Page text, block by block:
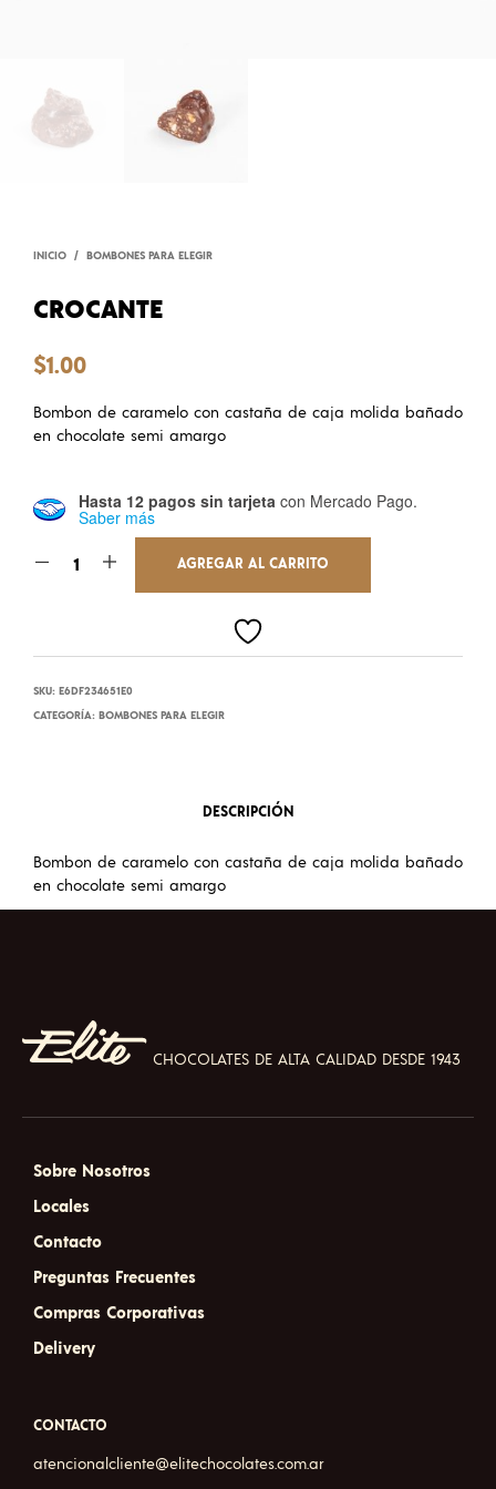
INICIO / BOMBONES PARA ELEGIR
CROCANTE
$1.00
Bombon de caramelo con castaña de caja molida bañado
en chocolate semi amargo
Hasta 12 pagos sin tarjeta con Mercado Pago.
Saber más
AGREGAR AL CARRITO
SKU: E6DF234651E0
CATEGORÍA: BOMBONES PARA ELEGIR
DESCRIPCIÓN
Bombon de caramelo con castaña de caja molida bañado
en chocolate semi amargo
CHOCOLATES DE ALTA CALIDAD DESDE 1943
Sobre Nosotros
Locales
Contacto
Preguntas Frecuentes
Compras Corporativas
Delivery
CONTACTO
atencionalcliente@elitechocolates.com.ar